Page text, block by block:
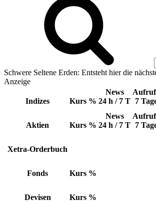
Schwere Seltene Erden: Entsteht hier die
Anzeige
Indizes Kurs %
News
24 h / 7 T 7
Aktien Kurs %
News
24 h / 7 T 7
Xetra-Orderbuch
Fonds Kurs %
Devisen Kurs %